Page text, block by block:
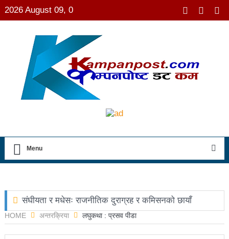
2026 August 09, 0
Menu
संघीयता र मधेसः राजनीतिक दुराग्रह र कमिसनको छायाँ
छोराले फलामको पाइपले हान्दा बाबुको मृत्यु
HOME अन्तरक्रिया लघुकथा : प्रसव पीडा